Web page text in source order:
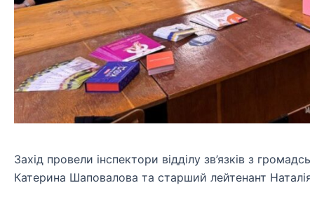
Захід провели інспектори відділу зв’язків з
Катерина Шаповалова та старший лейтенант